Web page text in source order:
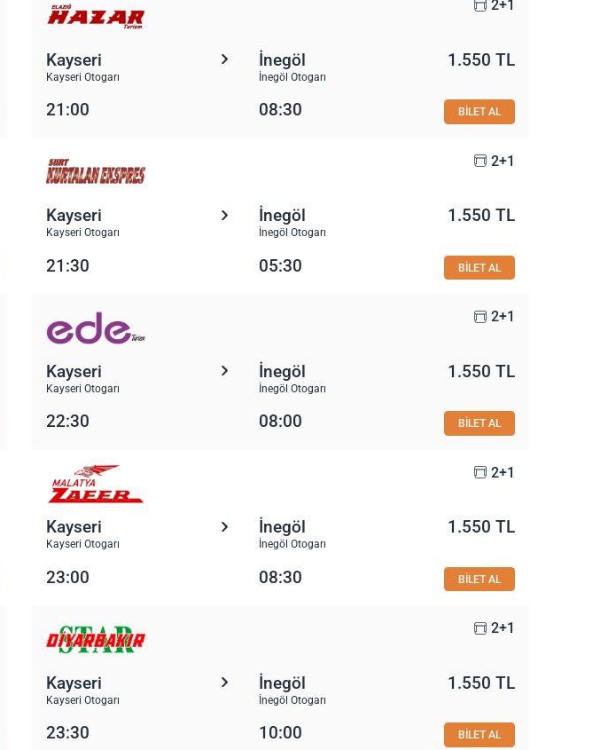
2+1
Kayseri
Kayseri Otogarı
İnegöl
İnegöl Otogarı
1.550 TL
21:00 08:30 BİLET AL
2+1
Kayseri
Kayseri Otogarı
İnegöl
İnegöl Otogarı
1.550 TL
21:30 05:30 BİLET AL
2+1
Kayseri
Kayseri Otogarı
İnegöl
İnegöl Otogarı
1.550 TL
22:30 08:00 BİLET AL
2+1
Kayseri
Kayseri Otogarı
İnegöl
İnegöl Otogarı
1.550 TL
23:00 08:30 BİLET AL
2+1
Kayseri
Kayseri Otogarı
İnegöl
İnegöl Otogarı
1.550 TL
23:30 10:00 BİLET AL